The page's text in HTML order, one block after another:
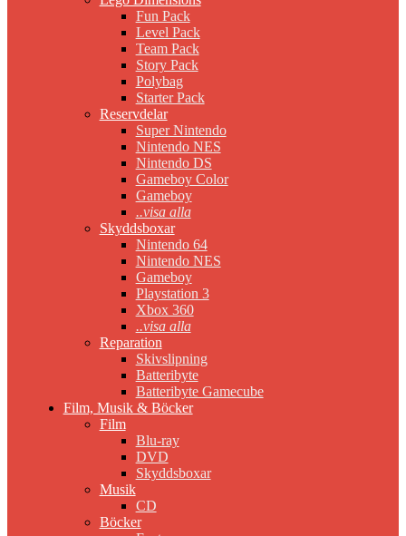
Fun Pack
Level Pack
Team Pack
Story Pack
Polybag
Starter Pack
Reservdelar
Super Nintendo
Nintendo NES
Nintendo DS
Gameboy Color
Gameboy
..visa alla
Skyddsboxar
Nintendo 64
Nintendo NES
Gameboy
Playstation 3
Xbox 360
..visa alla
Reparation
Skivslipning
Batteribyte
Batteribyte Gamecube
Film, Musik & Böcker
Film
Blu-ray
DVD
Skyddsboxar
Musik
CD
Böcker